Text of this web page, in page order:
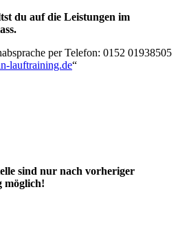
du auf die Leistungen im
per Telefon: 0152 01938505
lauftraining.de“
sind nur nach vorheriger
möglich!